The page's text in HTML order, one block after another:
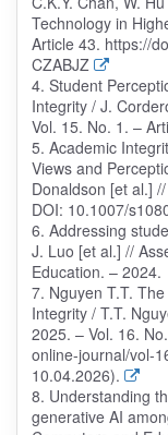
Technology in
Article 43. https://
CZABJZ
4. Student
Integrity / J.
Vol. 15. No. 1. –
5. Academic
Views and
Donaldson [et al.]
DOI: 10.1007/
6. Addressing
J. Luo [et al.] //
Education. – 2024.
7. Nguyen T.T.
Integrity / T.T.
2025. – Vol. 16.
online-journal/vol-
10.04.2026).
8. Understanding
generative AI